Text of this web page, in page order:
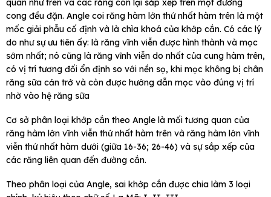
cong đều đặn. Angle coi răng hàm lớn thứ nhất hàm trên là một
mốc giải phẫu cố định và là chìa khoá của khớp cắn. Có các lý
do như sự ưu tiên ấy: là răng vĩnh viễn được hình thành và mọc
sớm nhất; nó cũng là răng vĩnh viễn do nhất của cung hàm trên,
có vị trí tương đối ổn định so với nền sọ, khi mọc không bị chân
răng sữa cản trở và còn được hướng dẫn mọc vào đúng vị trí
nhờ vào hệ răng sữa
Cơ sở phân loại khớp cắn theo Angle là mối tương quan của
răng hàm lớn vĩnh viễn thứ nhất hàm trên và răng hàm lớn vĩnh
viễn thứ nhất hàm dưới (giữa 16-36; 26-46) và sự sắp xếp của
các răng liên quan đến đường cắn.
Theo phân loại của Angle, sai khớp cắn được chia làm 3 loại